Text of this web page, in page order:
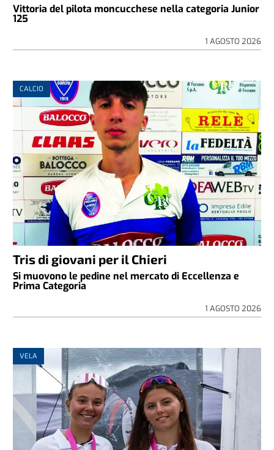
Vittoria del pilota moncucchese nella categoria Junior
125
1 AGOSTO 2026
CALCIO
Tris di giovani per il Chieri
Si muovono le pedine nel mercato di Eccellenza e
Prima Categoria
1 AGOSTO 2026
VELA